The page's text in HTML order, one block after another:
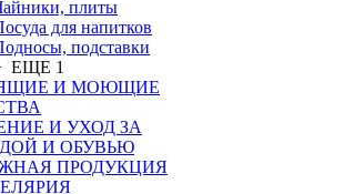
плиты
для напитков
подставки
ЕЩЕ 1
И МОЮЩИЕ
И УХОД ЗА
И ОБУВЬЮ
ПРОДУКЦИЯ